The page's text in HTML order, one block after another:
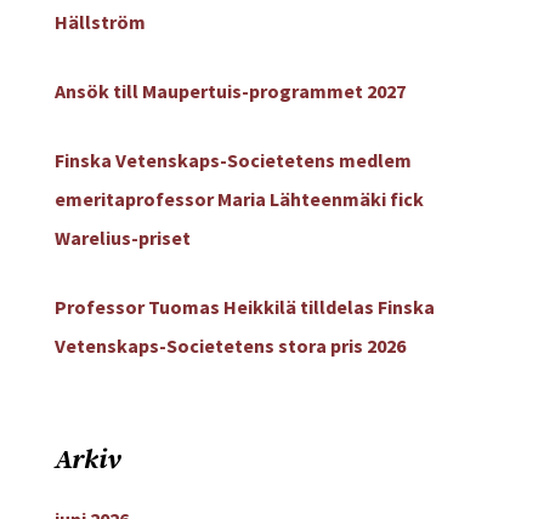
Hällström
Ansök till Maupertuis-programmet 2027
Finska Vetenskaps-Societetens medlem
emeritaprofessor Maria Lähteenmäki fick
Warelius-priset
Professor Tuomas Heikkilä tilldelas Finska
Vetenskaps-Societetens stora pris 2026
Arkiv